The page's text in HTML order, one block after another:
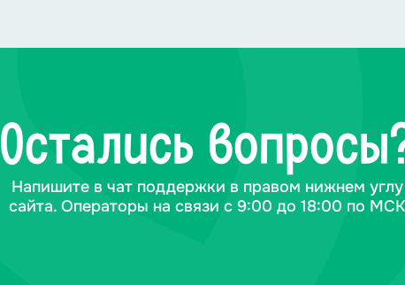
Остались
Напишите в чат поддержки в правом нижнем углу
сайта. Операторы на связи с 9:00 до 18:00 по МСК